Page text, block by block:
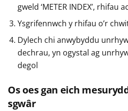
gweld ‘METER INDEX’, rhifau
Ysgrifennwch y rhifau o’r
Dylech chi anwybyddu
dechrau, yn ogystal ag
degol
Os oes gan eich
sgwâr